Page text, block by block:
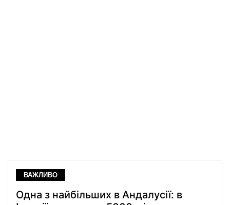
ВАЖЛИВО
Одна з найбільших в Андалусії: в